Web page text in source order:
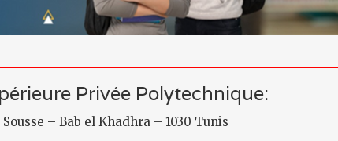
Privée Polytechnique:
– Bab el Khadhra – 1030 Tunis